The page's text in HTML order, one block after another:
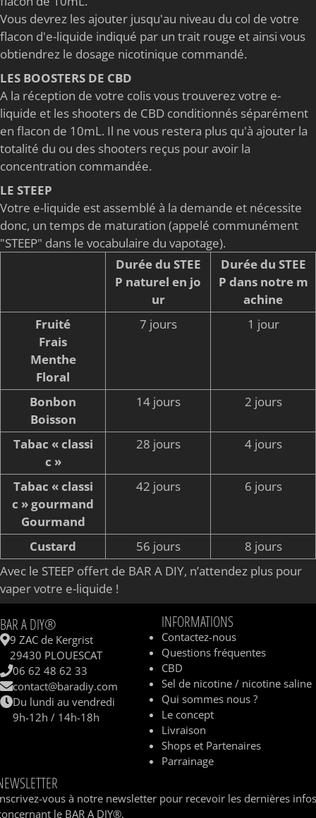
Vous devrez les ajouter jusqu'au niveau du col de votre
flacon d'e-liquide indiqué par un trait rouge et ainsi vous
obtiendrez le dosage nicotinique commandé.
LES BOOSTERS DE CBD
A la réception de votre colis vous trouverez votre e-
liquide et les shooters de CBD conditionnés séparément
en flacon de 10mL. Il ne vous restera plus qu'à ajouter la
totalité du ou des shooters reçus pour avoir la
concentration commandée.
LE STEEP
Votre e-liquide est assemblé à la demande et nécessite
donc, un temps de maturation (appelé communément
"STEEP" dans le vocabulaire du vapotage).
Durée du STEE
P naturel en jo
ur
Durée du STEE
P dans notre m
achine
Fruité
Frais
Menthe
Floral
7 jours 1 jour
Bonbon
Boisson
14 jours 2 jours
Tabac « classi
c »
28 jours 4 jours
Tabac « classi
c » gourmand
Gourmand
42 jours 6 jours
Custard 56 jours
8 jours
Avec le STEEP offert de BAR A DIY, n’attendez plus pour
vaper votre e-liquide !
BAR A DIY®
9 ZAC de Kergrist
29430 PLOUESCAT
06 62 48 62 33
contact@baradiy.com
Du lundi au vendredi
9h-12h / 14h-18h
INFORMATIONS
Contactez-nous
Questions fréquentes
CBD
Sel de nicotine / nicotine saline
Qui sommes nous ?
Le concept
Livraison
Shops et Partenaires
Parrainage
vous à notre newsletter pour recevoir les dernières
le BAR A DIY®.